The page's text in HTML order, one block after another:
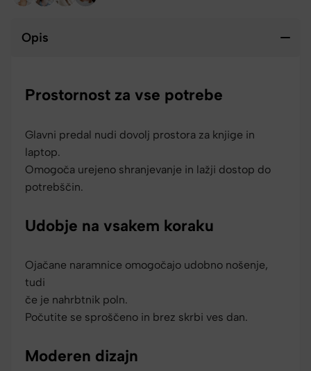
Opis
Prostornost za vse potrebe
Glavni predal nudi dovolj prostora za knjige in
laptop.
Omogoča urejeno shranjevanje in lažji dostop do
potrebščin.
Udobje na vsakem koraku
Ojačane naramnice omogočajo udobno nošenje,
tudi
če je nahrbtnik poln.
Počutite se sproščeno in brez skrbi ves dan.
Moderen dizajn